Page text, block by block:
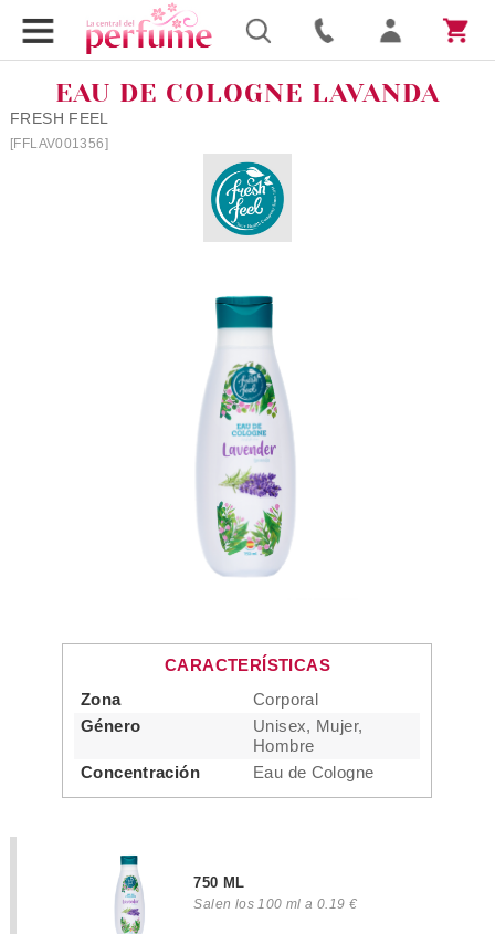
EAU DE COLOGNE LAVANDA
FRESH FEEL
[FFLAV001356]
CARACTERÍSTICAS
Zona
Corporal
Género
Unisex, Mujer,
Hombre
Concentración
Eau de Cologne
750 ML
Salen los 100 ml a 0.19 €